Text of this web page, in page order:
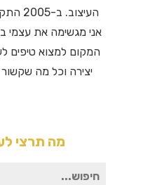
אני מגשימה את עצמי
המקום למצוא טיפים
יצירה וכל מה שקשור
מה תרצי